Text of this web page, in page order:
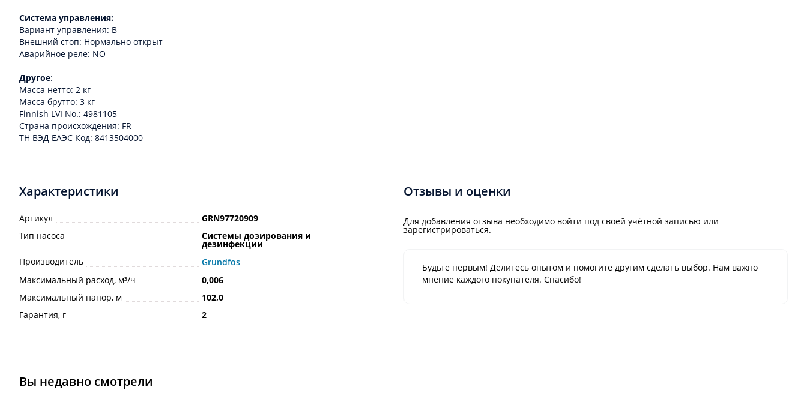
Система управления:
Вариант управления: B
Внешний стоп: Нормально открыт
Аварийное реле: NO
Другое:
Масса нетто: 2 кг
Масса брутто: 3 кг
Finnish LVI No.: 4981105
Cтрана происхождения: FR
ТН ВЭД ЕАЭС Код: 8413504000
Характеристики
Артикул
GRN97720909
Тип насоса
Системы дозирования и
дезинфекции
Производитель
Grundfos
Максимальный расход, м³/ч
0,006
Максимальный напор, м
102,0
Гарантия, г
2
Отзывы и оценки
Для добавления отзыва необходимо войти под своей учётной записью или
зарегистрироваться.
Будьте первым! Делитесь опытом и помогите другим сделать выбор. Нам важно
мнение каждого покупателя. Спасибо!
Вы недавно смотрели